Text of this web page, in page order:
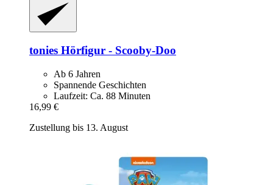
tonies Hörfigur -​ Scooby-​Doo
Ab 6 Jahren
Spannende Geschichten
Laufzeit: Ca. 88 Minuten
16,99 €
Zustellung bis 13. August